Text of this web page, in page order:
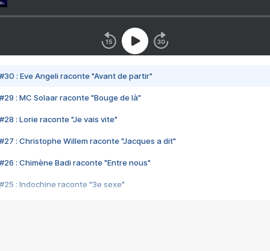
#30 : Eve Angeli raconte "Avant de partir"
#29 : MC Solaar raconte "Bouge de là"
#28 : Lorie raconte "Je vais vite"
#27 : Christophe Willem raconte "Jacques a dit"
#26 : Chimène Badi raconte "Entre nous"
#25 : Indochine raconte "3e sexe"